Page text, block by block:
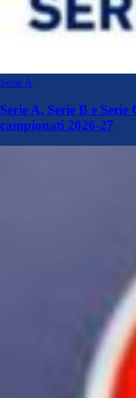
Serie A
Serie A, Serie B e
campionati 2026-27